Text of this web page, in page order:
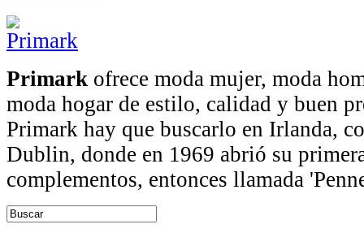
Primark ofrece moda mujer, moda
moda hogar de estilo, calidad y buen
Primark hay que buscarlo en Irlanda,
Dublin, donde en 1969 abrió su
complementos, entonces llamada